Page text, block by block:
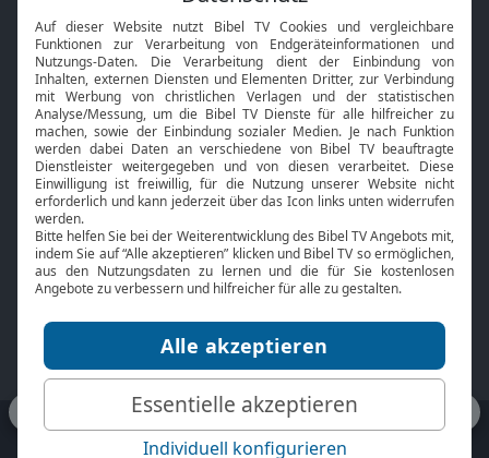
Neuigkeiten
Smart TV
HbbTV
Bibelthek Online-Bibel
Nächster Gottesdienst
Bibel TV
Über uns
Jobs
Mediadaten
Service
Kontakt
TV-Empfang
bibeltv.de: Impressum
Datenschutz
Nutzungsbedingungen
Fakten Bibel TV App